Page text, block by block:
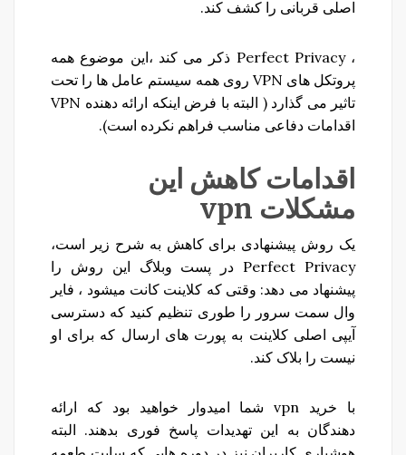
اصلی قربانی را کشف کند.
، Perfect Privacy ذکر می کند ،این موضوع همه
پروتکل های VPN روی همه سیستم عامل ها را تحت
تاثیر می گذارد ( البته با فرض اینکه ارائه دهنده VPN
اقدامات دفاعی مناسب فراهم نکرده است).
اقدامات کاهش این
مشکلات vpn
یک روش پیشنهادی برای کاهش به شرح زیر است،
Perfect Privacy در پست وبلاگ این روش را
پیشنهاد می دهد: وقتی که کلاینت کانت میشود ، فایر
وال سمت سرور را طوری تنظیم کنید که دسترسی
آیپی اصلی کلاینت به پورت های ارسال که برای او
نیست را بلاک کند.
با خرید vpn شما امیدوار خواهید بود که ارائه
دهندگان به این تهدیدات پاسخ فوری بدهند. البته